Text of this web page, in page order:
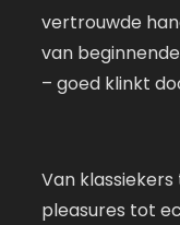
vertrouwde
van
– goed klinkt
Van
pleasures tot